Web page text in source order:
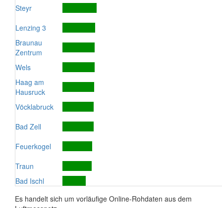
Steyr
Lenzing 3
Braunau
Zentrum
Wels
Haag am
Hausruck
Vöcklabruck
Bad Zell
Feuerkogel
Traun
Bad Ischl
Es handelt sich um vorläufige Online-Rohdaten aus dem